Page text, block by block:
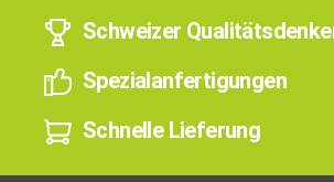
Schweizer
Spezialanfertigungen
Schnelle Lieferung